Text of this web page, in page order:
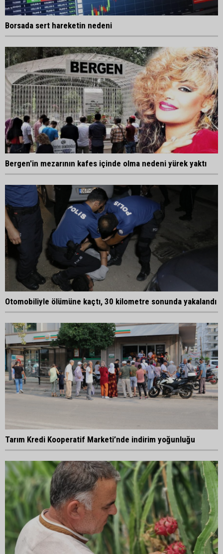
Borsada sert hareketin nedeni
Bergen'in mezarının kafes içinde olma nedeni yürek yaktı
Otomobiliyle ölümüne kaçtı, 30 kilometre sonunda yakalandı
Tarım Kredi Kooperatif Marketi’nde indirim yoğunluğu